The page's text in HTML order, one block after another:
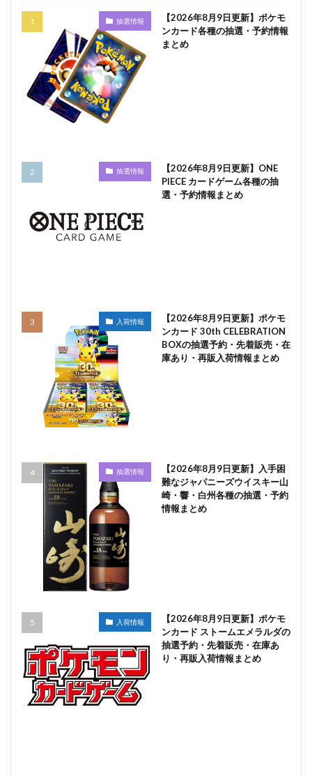
抽選情報
【2026年8月9日更新】ポケモ
ンカード各種の抽選・予約情報
まとめ
抽選情報
【2026年8月9日更新】ONE
PIECE カードゲーム各種の抽
選・予約情報まとめ
入荷情報
【2026年8月9日更新】ポケモ
ンカード 30th CELEBRATION
BOXの抽選予約・先着販売・在
庫あり・再販入荷情報まとめ
抽選情報
【2026年8月9日更新】入手困
難なジャパニーズウイスキー山
崎・響・白州各種の抽選・予約
情報まとめ
入荷情報
【2026年8月9日更新】ポケモ
ンカード ストームエメラルダの
抽選予約・先着販売・在庫あ
り・再販入荷情報まとめ